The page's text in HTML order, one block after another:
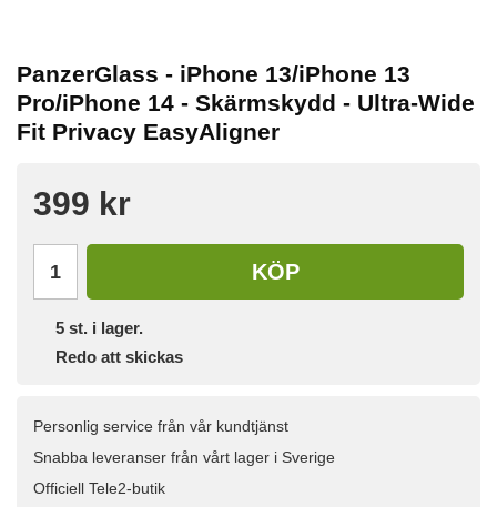
PanzerGlass - iPhone 13/iPhone 13
Pro/iPhone 14 - Skärmskydd - Ultra-Wide
Fit Privacy EasyAligner
399 kr
KÖP
5 st. i lager.
Redo att skickas
Personlig service från vår kundtjänst
Snabba leveranser från vårt lager i Sverige
Officiell Tele2-butik